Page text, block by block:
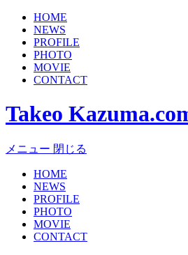
HOME
NEWS
PROFILE
PHOTO
MOVIE
CONTACT
Takeo
メニュー 閉じる
HOME
NEWS
PROFILE
PHOTO
MOVIE
CONTACT